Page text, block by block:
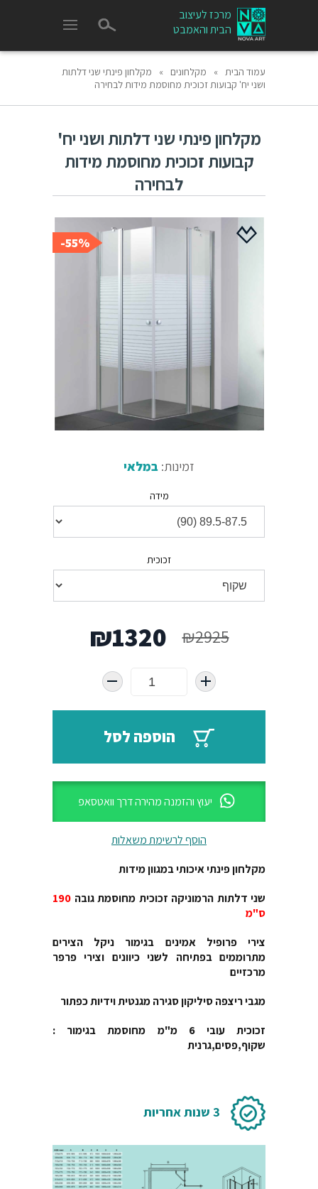
מרכז לעיצוב
הבית והאמבט
עמוד הבית » מקלחונים »
מקלחון פינתי שני דלתות
ושני יח' קבועות זכוכית מחוסמת מידות לבחירה
מקלחון פינתי שני דלתות ושני יח'
קבועות זכוכית מחוסמת מידות
לבחירה
55%-
זמינות: במלאי
מידה
זכוכית
₪2925
המחיר
המקורי
היה:
₪2925.
₪1320
הוספה לסל
יעוץ והזמנה מהירה דרך וואטסאפ
הוסף לרשימת משאלות
מקלחון פינתי איכותי במגוון מידות
שני דלתות הרמוניקה זכוכית מחוסמת גובה 190
ס"מ
צירי פרופיל אמינים בגימור ניקל הצירים
מתרוממים בפתיחה לשני כיוונים וצירי פרפר
מרכזיים
מגבי ריצפה סיליקון סגירה מגנטית וידיות כפתור
זכוכית עובי 6 מ"מ מחוסמת בגימור :
שקוף,פסים,גרנית
3 שנות אחריות